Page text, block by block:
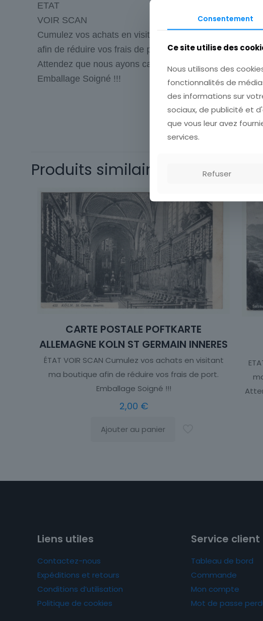
ETAT
VOIR SCAN
Cumulez vos achats en visitant ma boutique
afin de réduire vos frais de port.
Attendez que nous ayons calculé les frais de port pour
Emballage Soigné !!!
Cartes Postale
Europe
Origine
Produits similaires
CARTE POSTALE POFTKARTE
ALLEMAGNE KOLN ST GERMAIN INNERES
ÉTAT VOIR SCAN Cumulez vos achats en visitant
ma boutique afin de réduire vos frais de port.
Emballage Soigné !!!
2,00 €
Ajouter au panier
Liens utiles
Contactez-nous
Expéditions et retours
Conditions d’utilisation
Politique de cookies
Service client
Tableau de bord
Commande
Mon compte
Mot de passe
Consentement
Ce site utilise des
Nous utilisons des
fonctionnalités de
des informations sur
sociaux, de publicité et
que vous leur avez
services.
Refuser